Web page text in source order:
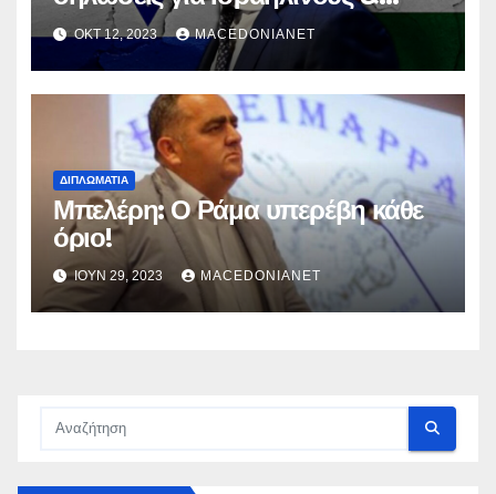
Παλαιστίνιους τραυματίες
ΟΚΤ 12, 2023 MACEDONIANET
ΔΙΠΛΩΜΑΤΊΑ
Μπελέρη: Ο Ράμα υπερέβη κάθε
όριο!
ΙΟΎΝ 29, 2023 MACEDONIANET